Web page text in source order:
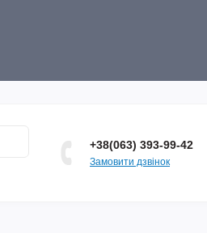
+38(063) 393-99-42
Замовити дзвінок